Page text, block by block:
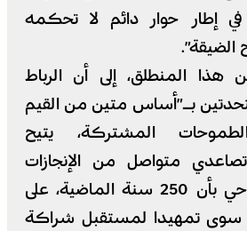
إطار حوار دائم لا تحكمه
الضيقة”.
المنطلق، إلى أن الرباط
بـ”أساس متين من القيم
المشتركة، يتيح
متواصل من الإنجازات
المشتركة، بما يوحي بأن 250 سنة الماضية، على
سوى تمهيدا لمستقبل شراكة